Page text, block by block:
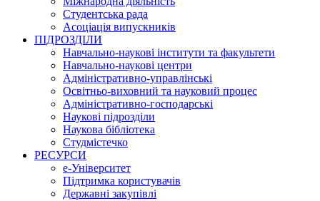
Студентська рада
Асоціація випускників
ПІДРОЗДІЛИ
Навчально-наукові інститути та факультети
Навчально-наукові центри
Адміністративно-управлінські
Освітньо-виховний та науковий процес
Адміністративно-господарські
Наукові підрозділи
Наукова бібліотека
Студмістечко
РЕСУРСИ
е-Університет
Підтримка користувачів
Державні закупівлі